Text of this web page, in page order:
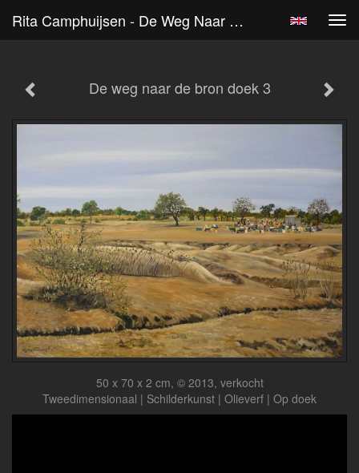
Rita Camphuijsen - De Weg Naar De Bron Doek 3
De weg naar de bron doek 3
50 x 70 x 2 cm, © 2013, verkocht
Tweedimensionaal | Schilderkunst | Olieverf | Op doek